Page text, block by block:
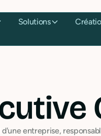
Solutions
entreprise,